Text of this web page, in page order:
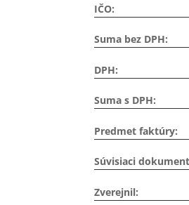
IČO:
Suma bez DPH:
DPH:
Suma s DPH:
Predmet faktúry:
Súvisiaci
Zverejnil: